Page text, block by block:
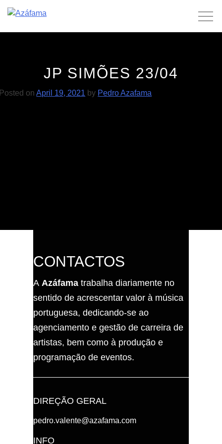
JP SIMÕES 23/04
onApril 19, 2021 by Pedro Azafama
CONTACTOS
A Azáfama trabalha diariamente no
sentido de acrescentar valor à música
portuguesa, dedicando-se ao
agenciamento e gestão de carreira de
artistas, bem como à produção e
programação de eventos.
DIREÇÃO GERAL
pedro.valente@azafama.com
INFO